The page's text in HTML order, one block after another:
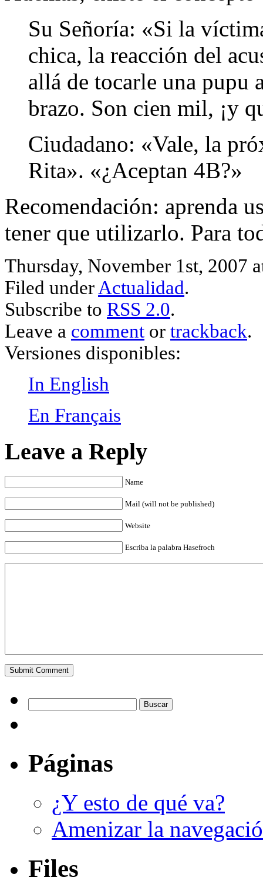
Su Señorí­a: «Si la
chica, la reacción del
allá de tocarle una pupu
brazo. Son cien mil, ¡y
Ciudadano: «Vale, la
Rita». «¿Aceptan 4B?»
Recomendación: aprenda
tener que utilizarlo. Para
Thursday, November 1st, 2007
Filed under Actualidad.
Subscribe to RSS 2.0.
Leave a comment or trackback.
Versiones disponibles:
In English
En Français
Leave a Reply
Name
Mail (will not be published)
Website
Escriba la palabra Hasefroch
Páginas
¿Y esto de qué va?
Amenizar la
Files